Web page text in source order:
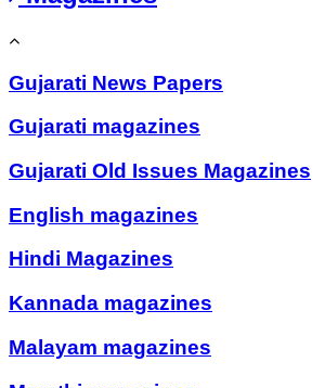
Gujarati News Papers
Gujarati magazines
Gujarati Old Issues Magazines
English magazines
Hindi Magazines
Kannada magazines
Malayam magazines